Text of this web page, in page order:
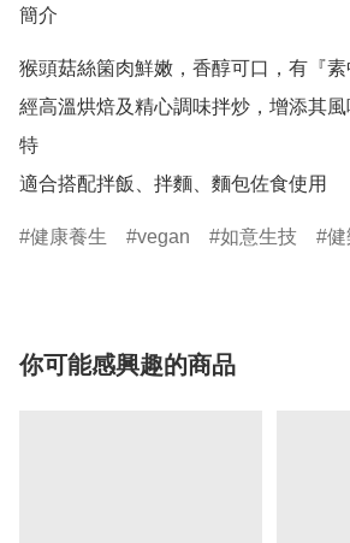
簡介
猴頭菇絲箘肉鮮嫩，香醇可口，有『素
經高溫烘焙及精心調味拌炒，增添其
特
適合搭配拌飯、拌麵、麵包佐食使用
健康養生 vegan 如意生技 健
你可能感興趣的商品